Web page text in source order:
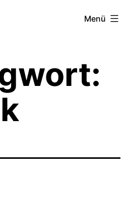
Menü